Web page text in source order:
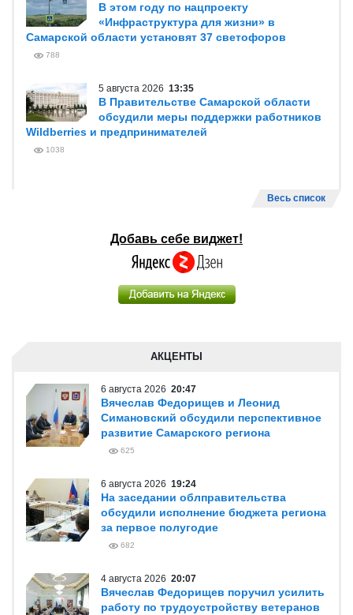
В этом году по нацпроекту
«Инфраструктура для жизни» в
Самарской области установят 37 светофоров
788
5 августа 2026 13:35
В Правительстве Самарской области
обсудили меры поддержки работников
Wildberries и предпринимателей
1038
Весь список
Добавь себе виджет!
АКЦЕНТЫ
6 августа 2026 20:47
Вячеслав Федорищев и Леонид
Симановский обсудили перспективное
развитие Самарского региона
625
6 августа 2026 19:24
На заседании облправительства
обсудили исполнение бюджета региона
за первое полугодие
682
4 августа 2026 20:07
Вячеслав Федорищев поручил усилить
работу по трудоустройству ветеранов